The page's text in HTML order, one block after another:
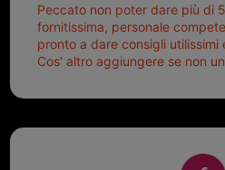
Peccato non poter dare più di
fornitissima, personale
pronto a dare consigli
Cos' altro aggiungere se non
mio riferimento. Ah
Top top top!!!